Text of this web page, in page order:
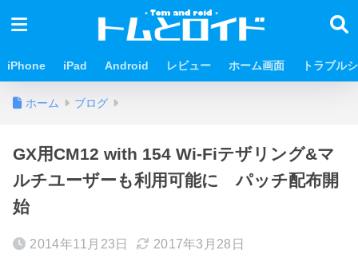
iPhone iPad Android レビュー ホーム画面 トラブル
ホーム ブログ
GX用CM12 with 154 Wi-Fiテザリング&マ
ルチユーザーも利用可能に パッチ配布開
始
2014年11月23日 2017年3月28日